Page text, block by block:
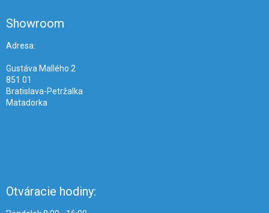
Showroom
Adresa:
Gustáva Mallého 2
851 01
Bratislava-Petržalka
Matadorka
Otváracie hodiny: